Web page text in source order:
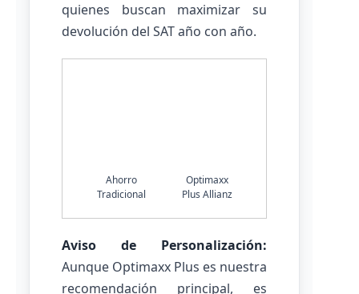
quienes buscan maximizar su
devolución del SAT año con año.
Ahorro
Tradicional
Optimaxx
Plus Allianz
Aviso de Personalización:
Aunque Optimaxx Plus es nuestra
recomendación principal, es